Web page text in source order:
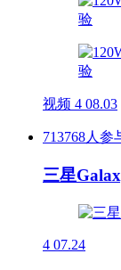
视频 4 08.03
713768人参
三星
4 07.24